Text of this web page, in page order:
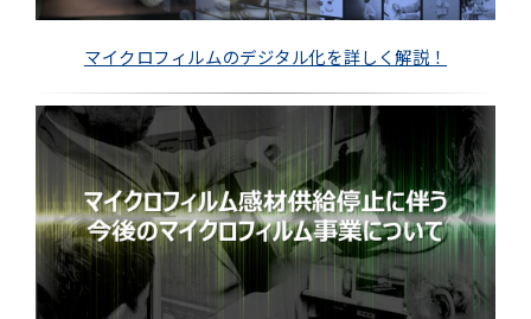
マイクロフィルムのデジタル化を詳しく解説！